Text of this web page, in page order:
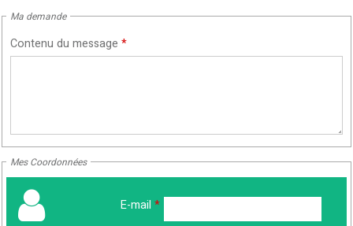
Ma demande
Contenu du message *
Mes Coordonnées
E-mail *